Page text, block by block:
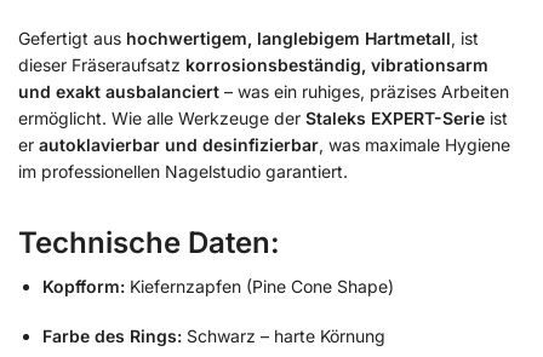
Gefertigt aus hochwertigem, langlebigem Hartmetall, ist
dieser Fräseraufsatz korrosionsbeständig, vibrationsarm
und exakt ausbalanciert – was ein ruhiges, präzises Arbeiten
ermöglicht. Wie alle Werkzeuge der Staleks EXPERT-Serie ist
er autoklavierbar und desinfizierbar, was maximale Hygiene
im professionellen Nagelstudio garantiert.
Technische Daten:
Kopfform: Kiefernzapfen (Pine Cone Shape)
Farbe des Rings: Schwarz – harte Körnung